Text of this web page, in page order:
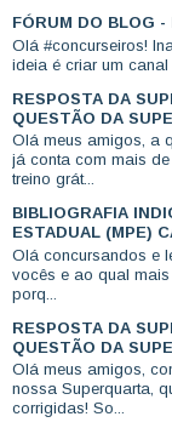
FÓRUM DO BLOG -
Olá #concurseiros!
ideia é criar um canal
RESPOSTA DA
QUESTÃO DA
Olá meus amigos, a
já conta com mais
treino grát...
BIBLIOGRAFIA
ESTADUAL (MPE)
Olá concursandos e
vocês e ao qual
porq...
RESPOSTA DA
QUESTÃO DA
Olá meus amigos,
nossa Superquarta,
corrigidas! So...